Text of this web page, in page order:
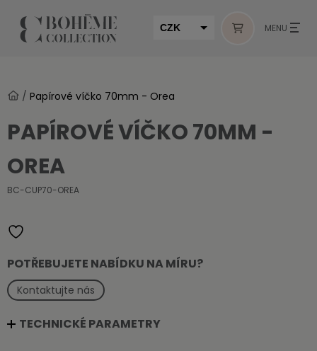
CZK MENU
/ Papírové víčko 70mm - Orea
PAPÍROVÉ VÍČKO 70MM -
OREA
BC-CUP70-OREA
POTŘEBUJETE NABÍDKU NA MÍRU?
Kontaktujte nás
TECHNICKÉ PARAMETRY